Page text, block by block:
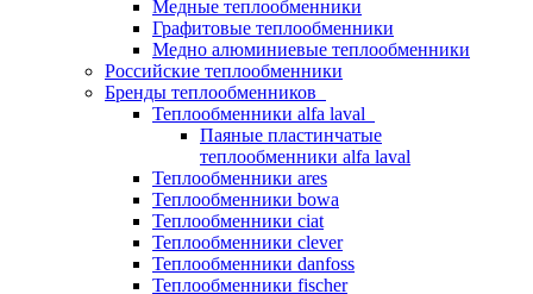
Медные теплообменники
Графитовые теплообменники
Медно алюминиевые теплообменники
Российские теплообменники
Бренды теплообменников
Теплообменники alfa laval
Паяные пластинчатые
теплообменники alfa laval
Теплообменники ares
Теплообменники bowa
Теплообменники ciat
Теплообменники clever
Теплообменники danfoss
Теплообменники fischer